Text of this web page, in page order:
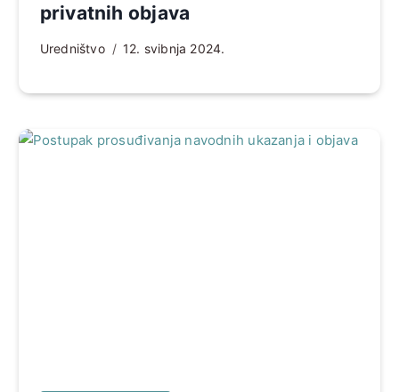
privatnih objava
Uredništvo 12. svibnja 2024.